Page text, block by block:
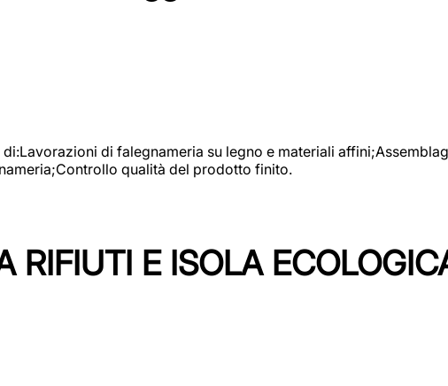
di falegnameria su legno e materiali
qualità del prodotto finito.
RIFIUTI E ISOLA